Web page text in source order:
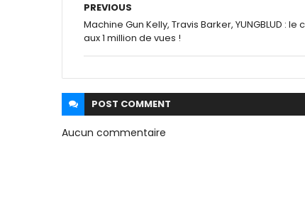
PREVIOUS
Machine Gun Kelly, Travis Barker, YUNGBLUD : le
aux 1 million de vues !
POST COMMENT
Aucun commentaire